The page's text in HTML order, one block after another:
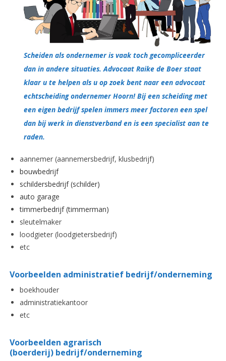
Scheiden als ondernemer is vaak toch gecompliceerder
dan in andere situaties. Advocaat Raike de Boer staat
klaar u te helpen als u op zoek bent naar een advocaat
echtscheiding ondernemer Hoorn! Bij een scheiding met
een eigen bedrijf spelen immers meer factoren een spel
dan bij werk in dienstverband en is een specialist aan te
raden.
aannemer (aannemersbedrijf, klusbedrijf)
bouwbedrijf
schildersbedrijf (schilder)
auto garage
timmerbedrijf (timmerman)
sleutelmaker
loodgieter (loodgietersbedrijf)
etc
Voorbeelden administratief bedrijf/onderneming
boekhouder
administratiekantoor
etc
Voorbeelden agrarisch
(boerderij) bedrijf/onderneming